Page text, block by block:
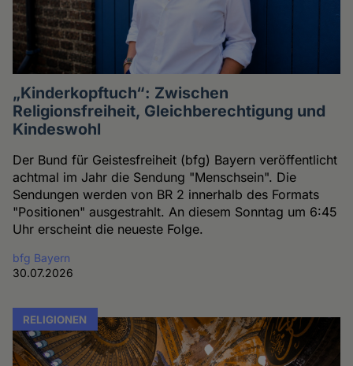
„Kinderkopftuch“: Zwischen
Religionsfreiheit, Gleichberechtigung und
Kindeswohl
Der Bund für Geistesfreiheit (bfg) Bayern veröffentlicht
achtmal im Jahr die Sendung "Menschsein". Die
Sendungen werden von BR 2 innerhalb des Formats
"Positionen" ausgestrahlt. An diesem Sonntag um 6:45
Uhr erscheint die neueste Folge.
bfg Bayern
30.07.2026
RELIGIONEN